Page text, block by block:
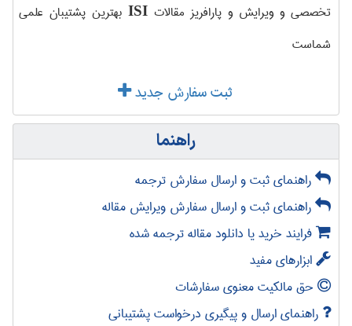
تخصصی و ویرایش و پارافریز مقالاتISI بهترین پشتیبان علمی
شماست
ثبت سفارش جدید
راهنما
راهنمای ثبت و ارسال سفارش ترجمه
راهنمای ثبت و ارسال سفارش ویرایش مقاله
فرایند خرید یا دانلود مقاله ترجمه شده
ابزارهای مفید
حق مالکیت معنوی سفارشات
راهنمای ارسال و پیگیری درخواست پشتیبانی